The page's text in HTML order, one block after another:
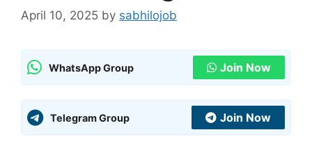
April 10, 2025 by sabhilojob
WhatsApp Group Join Now
Telegram Group Join Now